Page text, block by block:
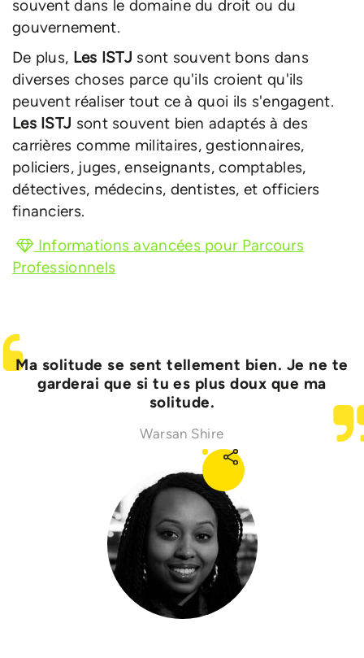
souvent dans le domaine du droit ou du
gouvernement.
De plus, Les ISTJ sont souvent bons dans
diverses choses parce qu'ils croient qu'ils
peuvent réaliser tout ce à quoi ils s'engagent.
Les ISTJ sont souvent bien adaptés à des
carrières comme militaires, gestionnaires,
policiers, juges, enseignants, comptables,
détectives, médecins, dentistes, et officiers
financiers.
Informations avancées pour Parcours
Professionnels
Ma solitude se sent tellement bien. Je ne te
garderai que si tu es plus doux que ma
solitude.
Warsan Shire